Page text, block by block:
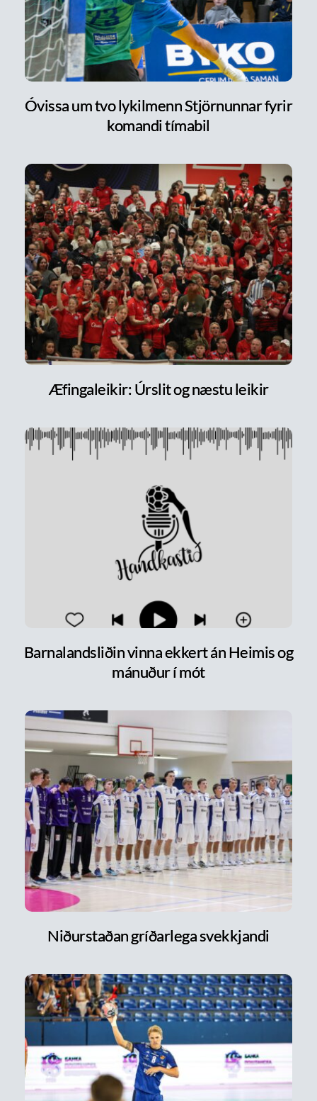
Óvissa um tvo lykilmenn Stjörnunnar fyrir
komandi tímabil
Æfingaleikir: Úrslit og næstu leikir
Barnalandsliðin vinna ekkert án Heimis og
mánuður í mót
Niðurstaðan gríðarlega svekkjandi